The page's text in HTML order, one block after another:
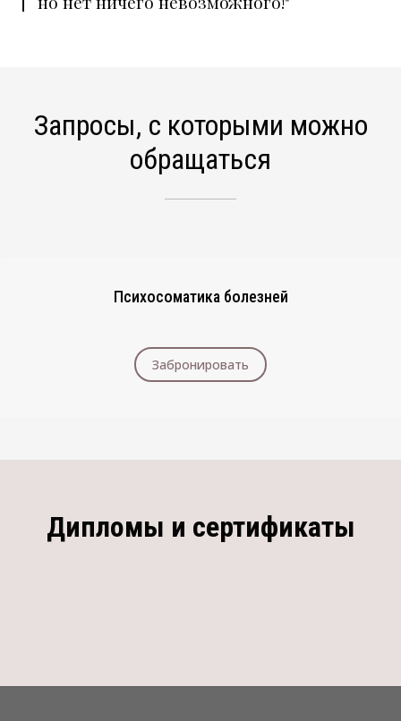
Запросы, с которыми можно
обращаться
Психосоматика болезней
Забронировать
Дипломы и сертификаты